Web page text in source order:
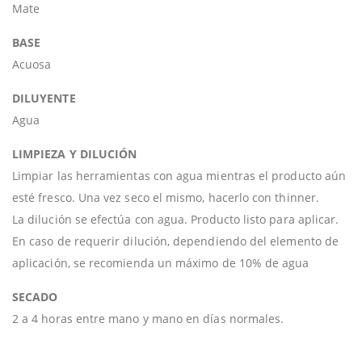
Mate
BASE
Acuosa
DILUYENTE
Agua
LIMPIEZA Y DILUCIÓN
Limpiar las herramientas con agua mientras el producto aún
esté fresco. Una vez seco el mismo, hacerlo con thinner.
La dilución se efectúa con agua. Producto listo para aplicar.
En caso de requerir dilución, dependiendo del elemento de
aplicación, se recomienda un máximo de 10% de agua
SECADO
2 a 4 horas entre mano y mano en días normales.